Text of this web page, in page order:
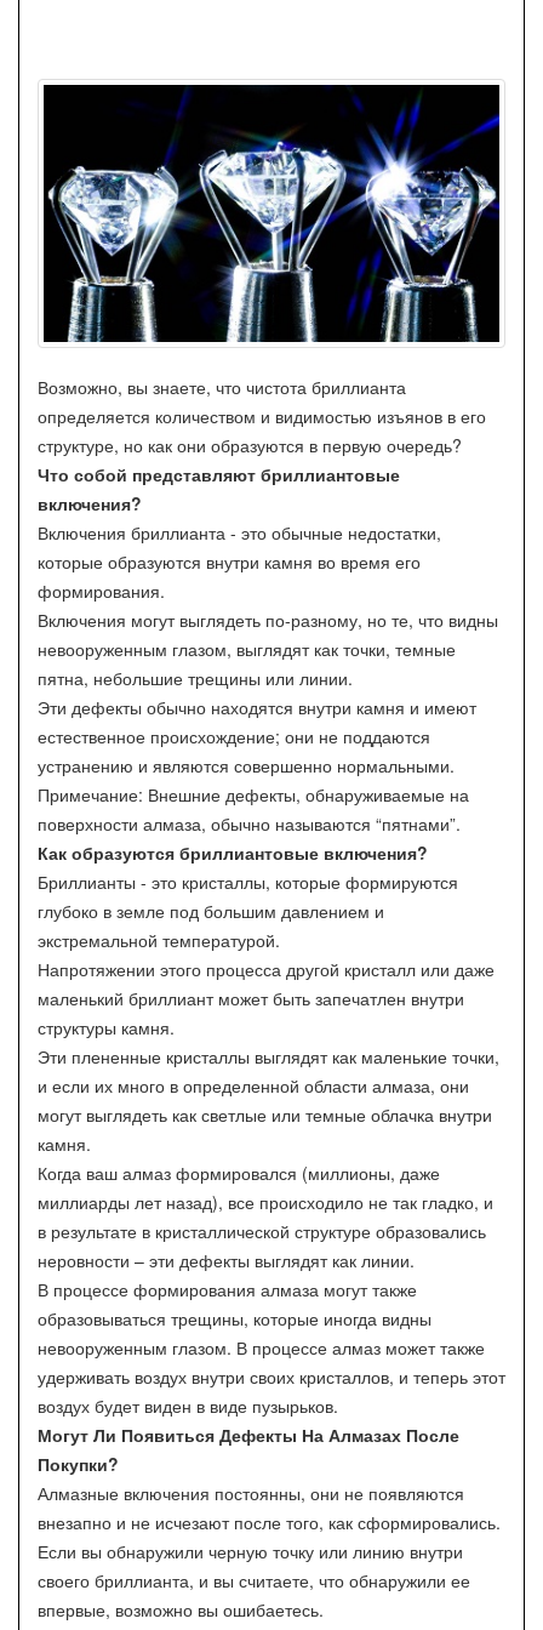
Возможно, вы знаете, что чистота бриллианта
определяется количеством и видимостью изъянов в его
структуре, но как они образуются в первую очередь?
Что собой представляют бриллиантовые
включения?
Включения бриллианта - это обычные недостатки,
которые образуются внутри камня во время его
формирования.
Включения могут выглядеть по-разному, но те, что видны
невооруженным глазом, выглядят как точки, темные
пятна, небольшие трещины или линии.
Эти дефекты обычно находятся внутри камня и имеют
естественное происхождение; они не поддаются
устранению и являются совершенно нормальными.
Примечание: Внешние дефекты, обнаруживаемые на
поверхности алмаза, обычно называются “пятнами”.
Как образуются бриллиантовые включения?
Бриллианты - это кристаллы, которые формируются
глубоко в земле под большим давлением и
экстремальной температурой.
Напротяжении этого процесса другой кристалл или даже
маленький бриллиант может быть запечатлен внутри
структуры камня.
Эти плененные кристаллы выглядят как маленькие точки,
и если их много в определенной области алмаза, они
могут выглядеть как светлые или темные облачка внутри
камня.
Когда ваш алмаз формировался (миллионы, даже
миллиарды лет назад), все происходило не так гладко, и
в результате в кристаллической структуре образовались
неровности – эти дефекты выглядят как линии.
В процессе формирования алмаза могут также
образовываться трещины, которые иногда видны
невооруженным глазом. В процессе алмаз может также
удерживать воздух внутри своих кристаллов, и теперь этот
воздух будет виден в виде пузырьков.
Могут Ли Появиться Дефекты На Алмазах После
Покупки?
Алмазные включения постоянны, они не появляются
внезапно и не исчезают после того, как сформировались.
Если вы обнаружили черную точку или линию внутри
своего бриллианта, и вы считаете, что обнаружили ее
впервые, возможно вы ошибаетесь.